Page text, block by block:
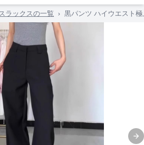
スラックスの一覧 › 黒パンツ ハイウエスト